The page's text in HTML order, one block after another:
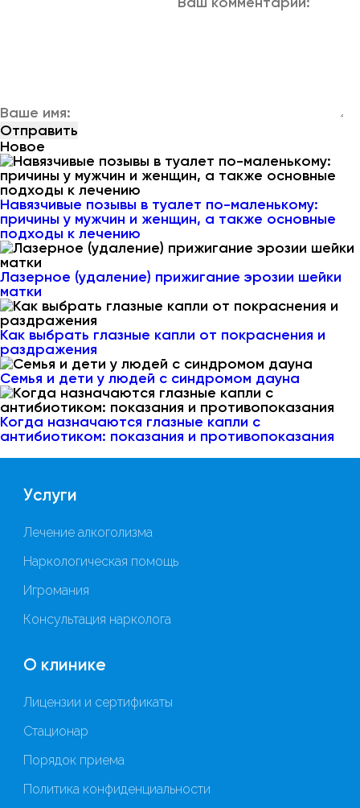
Новое
Навязчивые позывы в туалет по-маленькому:
причины у мужчин и женщин, а также основные
подходы к лечению
Лазерное (удаление) прижигание эрозии шейки
матки
Как выбрать глазные капли от покраснения и
раздражения
Семья и дети у людей с синдромом дауна
Когда назначаются глазные капли с
антибиотиком: показания и противопоказания
Услуги
Лечение алкоголизма
Наркологическая помощь
Игромания
Консультация нарколога
О клинике
Лицензии и сертификаты
Стационар
Порядок приема
Политика конфиденциальности